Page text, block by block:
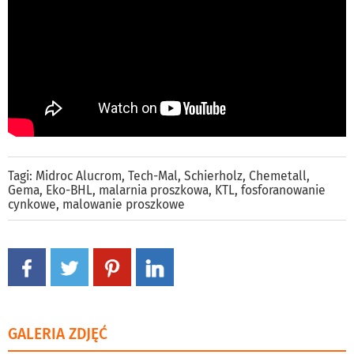
Tagi: Midroc Alucrom, Tech-Mal, Schierholz, Chemetall,
Gema, Eko-BHL, malarnia proszkowa, KTL, fosforanowanie
cynkowe, malowanie proszkowe
GALERIA ZDJĘĆ